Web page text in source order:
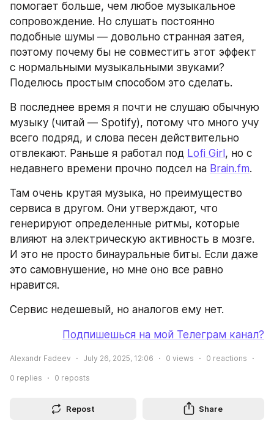
помогает больше, чем любое музыкальное
сопровождение. Но слушать постоянно
подобные шумы — довольно странная затея,
поэтому почему бы не совместить этот эффект
с нормальными музыкальными звуками?
Поделюсь простым способом это сделать.
В последнее время я почти не слушаю обычную
музыку (читай — Spotify), потому что много учу
всего подряд, и слова песен действительно
отвлекают. Раньше я работал под Lofi Girl , но с
недавнего времени прочно подсел на Brain.fm.
Там очень крутая музыка, но преимущество
сервиса в другом. Они утверждают, что
генерируют определенные ритмы, которые
влияют на электрическую активность в мозге.
И это не просто бинауральные биты. Если даже
это самовнушение, но мне оно все равно
нравится.
Сервис недешевый, но аналогов ему нет.
Подпишешься на мой Телеграм канал?
Alexandr Fadeev July 26, 2025, 12:06 0 views 0 reactions
0 replies 0 reposts
Repost Share